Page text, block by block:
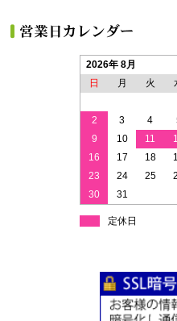
2026年 8月
日
月 火
2
3 4
9
10 11
16
17 18
23
24 25
30
31
定休日